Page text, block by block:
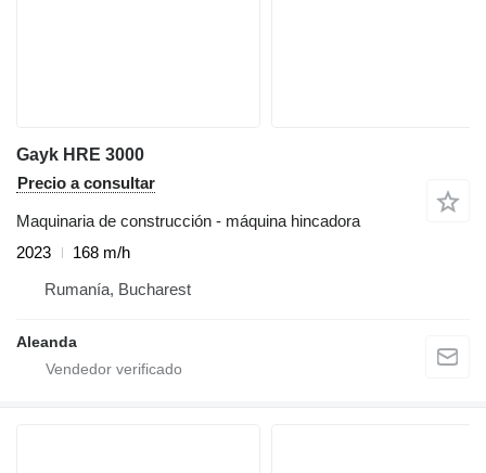
Gayk HRE 3000
Precio a consultar
Maquinaria de construcción - máquina hincadora
2023
168 m/h
Rumanía, Bucharest
Aleanda